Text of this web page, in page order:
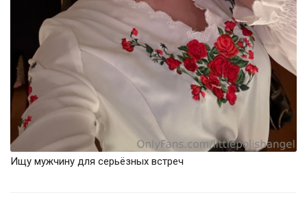
Ищу мужчину для серьёзных встреч